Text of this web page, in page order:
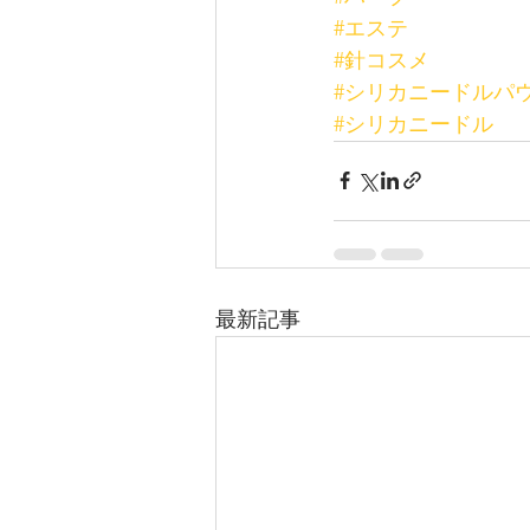
#エステ
#針コスメ
#シリカニードルパ
#シリカニードル
最新記事